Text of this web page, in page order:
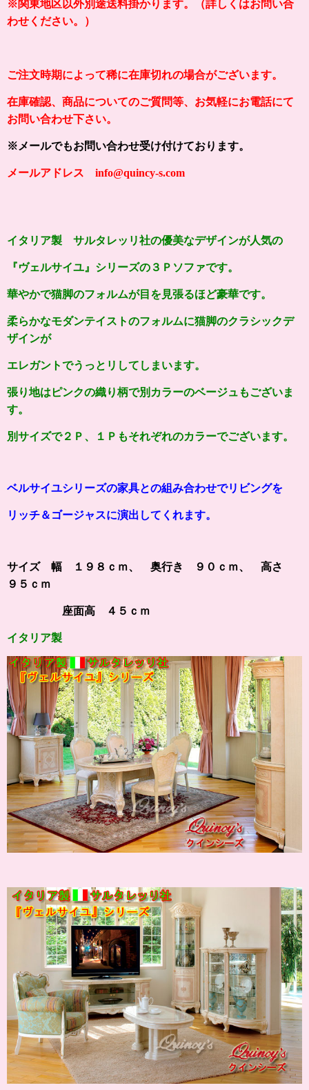
※関東地区以外別途送料掛かります。（詳しくはお問い合
わせください。）
ご注文時期によって稀に在庫切れの場合がございます。
在庫確認、商品についてのご質問等、お気軽にお電話にて
お問い合わせ下さい。
※メールでもお問い合わせ受け付けております。
メールアドレス info@quincy-s.com
イタリア製 サルタレッリ社の優美なデザインが人気の
『ヴェルサイユ』シリーズの３Ｐソファです。
華やかで猫脚のフォルムが目を見張るほど豪華です。
柔らかなモダンテイストのフォルムに猫脚のクラシックデ
ザインが
エレガントでうっとリしてしまいます。
張り地はピンクの織り柄で別カラーのベージュもございま
す。
別サイズで２Ｐ、１Ｐもそれぞれのカラーでございます。
ベルサイユシリーズの家具との組み合わせでリビングを
リッチ＆ゴージャスに演出してくれます。
サイズ 幅 １９８ｃｍ、 奥行き ９０ｃｍ、 高さ
９５ｃｍ
座面高 ４５ｃｍ
イタリア製